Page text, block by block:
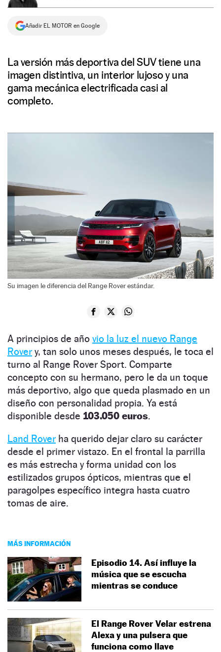
Añadir EL MOTOR en Google
La versión más deportiva del SUV tiene una
imagen distintiva, un interior lujoso y una
gama mecánica electrificada casi al
completo.
Su imagen le diferencia del Range Rover estándar.
A principios de año vio la luz el nuevo Range
Rover y, tan solo unos meses después, le toca el
turno al Range Rover Sport. Comparte
concepto con su hermano, pero le da un toque
más deportivo, algo que queda plasmado en un
diseño con personalidad propia. Ya está
disponible desde 103.050 euros.
Land Rover ha querido dejar claro su carácter
desde el primer vistazo. En el frontal la parrilla
es más estrecha y forma unidad con los
estilizados grupos ópticos, mientras que el
paragolpes específico integra hasta cuatro
tomas de aire.
MÁS INFORMACIÓN
Episodio 14. Así influye la
música que se escucha
mientras se conduce
El Range Rover Velar estrena
Alexa y una pulsera que
funciona como llave